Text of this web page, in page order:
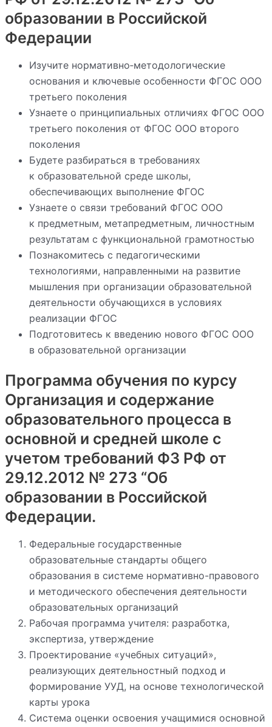
образовании в Российской
Федерации
Изучите нормативно‑методологические
основания и ключевые особенности ФГОС ООО
третьего поколения
Узнаете о принципиальных отличиях ФГОС ООО
третьего поколения от ФГОС ООО второго
поколения
Будете разбираться в требованиях
к образовательной среде школы,
обеспечивающих выполнение ФГОС
Узнаете о связи требований ФГОС ООО
к предметным, метапредметным, личностным
результатам с функциональной грамотностью
Познакомитесь с педагогическими
технологиями, направленными на развитие
мышления при организации образовательной
деятельности обучающихся в условиях
реализации ФГОС
Подготовитесь к введению нового ФГОС ООО
в образовательной организации
Программа обучения по курсу
Организация и содержание
образовательного процесса в
основной и средней школе с
учетом требований ФЗ РФ от
29.12.2012 № 273 “Об
образовании в Российской
Федерации.
Федеральные государственные
образовательные стандарты общего
образования в системе нормативно-правового
и методического обеспечения деятельности
образовательных организаций
Рабочая программа учителя: разработка,
экспертиза, утверждение
Проектирование «учебных ситуаций»,
реализующих деятельностный подход и
формирование УУД, на основе технологической
карты урока
Система оценки освоения учащимися основной